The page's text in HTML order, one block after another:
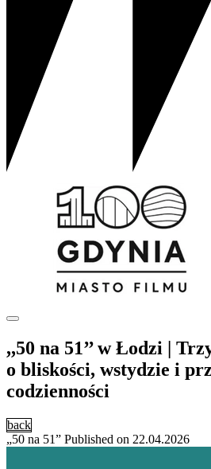
,,50 na 51’’ w Łodzi |
o bliskości, wstydzie i
codzienności
back
„50 na 51” Published on 22.04.2026